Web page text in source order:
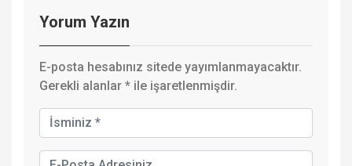
Yorum Yazın
E-posta hesabınız sitede yayımlanmayacaktır.
Gerekli alanlar * ile işaretlenmişdir.